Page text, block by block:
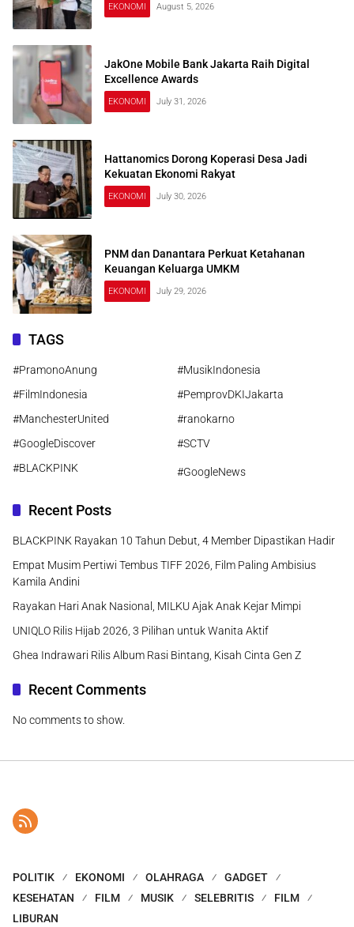
EKONOMI August 5, 2026
JakOne Mobile Bank Jakarta Raih Digital
Excellence Awards
EKONOMI July 31, 2026
Hattanomics Dorong Koperasi Desa Jadi
Kekuatan Ekonomi Rakyat
EKONOMI July 30, 2026
PNM dan Danantara Perkuat Ketahanan
Keuangan Keluarga UMKM
EKONOMI July 29, 2026
TAGS
#PramonoAnung
#MusikIndonesia
#FilmIndonesia
#PemprovDKIJakarta
#ManchesterUnited
#ranokarno
#GoogleDiscover
#SCTV
#BLACKPINK
#GoogleNews
Recent Posts
BLACKPINK Rayakan 10 Tahun Debut, 4 Member Dipastikan Hadir
Empat Musim Pertiwi Tembus TIFF 2026, Film Paling Ambisius
Kamila Andini
Rayakan Hari Anak Nasional, MILKU Ajak Anak Kejar Mimpi
UNIQLO Rilis Hijab 2026, 3 Pilihan untuk Wanita Aktif
Ghea Indrawari Rilis Album Rasi Bintang, Kisah Cinta Gen Z
Recent Comments
No comments to show.
POLITIK EKONOMI OLAHRAGA
GADGET
KESEHATAN
FILM MUSIK SELEBRITIS
FILM
LIBURAN